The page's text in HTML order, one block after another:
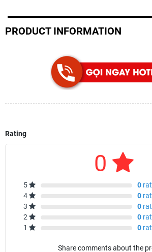
PRODUCT INFORMATION
Rating
0
5 0
4
0
3
0
2
0
1
0
Share comments about the